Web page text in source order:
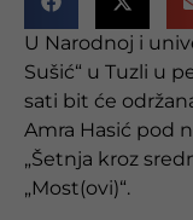
U Narodnoj i
Sušić“ u Tuzli u
sati bit će
Amra Hasić pod
„Šetnja kroz
„Most(ovi)“.